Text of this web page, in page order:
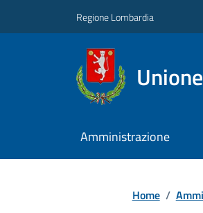
Regione Lombardia
Amministrazione
Home /